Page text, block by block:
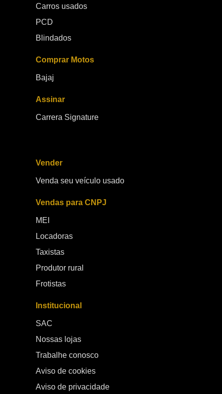
Carros usados
PCD
Blindados
Comprar Motos
Bajaj
Assinar
Carrera Signature
Vender
Venda seu veículo usado
Vendas para CNPJ
MEI
Locadoras
Taxistas
Produtor rural
Frotistas
Institucional
SAC
Nossas lojas
Trabalhe conosco
Aviso de cookies
Aviso de privacidade